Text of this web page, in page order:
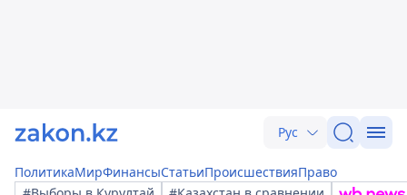
Рус
ПолитикаМирФинансыСтатьиПроисшествияПраво